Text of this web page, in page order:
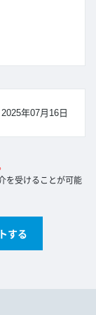
年07月16日
を受けることが可能
する